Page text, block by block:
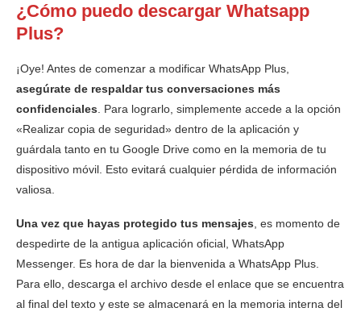
¿Cómo puedo descargar Whatsapp
Plus?
¡Oye! Antes de comenzar a modificar WhatsApp Plus,
asegúrate de respaldar tus conversaciones más
confidenciales. Para lograrlo, simplemente accede a la opción
«Realizar copia de seguridad» dentro de la aplicación y
guárdala tanto en tu Google Drive como en la memoria de tu
dispositivo móvil. Esto evitará cualquier pérdida de información
valiosa.
Una vez que hayas protegido tus mensajes, es momento de
despedirte de la antigua aplicación oficial, WhatsApp
Messenger. Es hora de dar la bienvenida a WhatsApp Plus.
Para ello, descarga el archivo desde el enlace que se encuentra
al final del texto y este se almacenará en la memoria interna del